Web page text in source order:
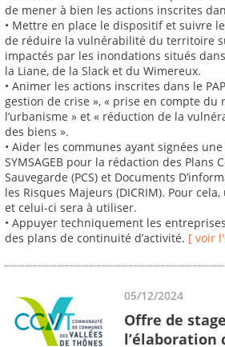
de mener à bien les actions inscrites
• Mettre en place le dispositif et suivre
de réduire la vulnérabilité du territoire
impactés par les inondations situés
la Liane, de la Slack et du Wimereux.
• Animer les actions inscrites dans le
gestion de crise », « prise en compte
l’urbanisme » et « réduction de la
des biens ».
• Aider les communes ayant signées
SYMSAGEB pour la rédaction des Plans
Sauvegarde (PCS) et Documents
les Risques Majeurs (DICRIM). Pour
et celui-ci sera à utiliser.
• Appuyer techniquement les
des plans de continuité d’activité. [ voir
05/12/2024
Offre de
l’élaboration